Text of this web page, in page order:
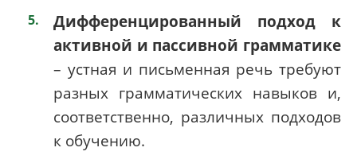
Дифференцированный подход к
активной и пассивной грамматике
– устная и письменная речь требуют
разных грамматических навыков и,
соответственно, различных подходов
к обучению.